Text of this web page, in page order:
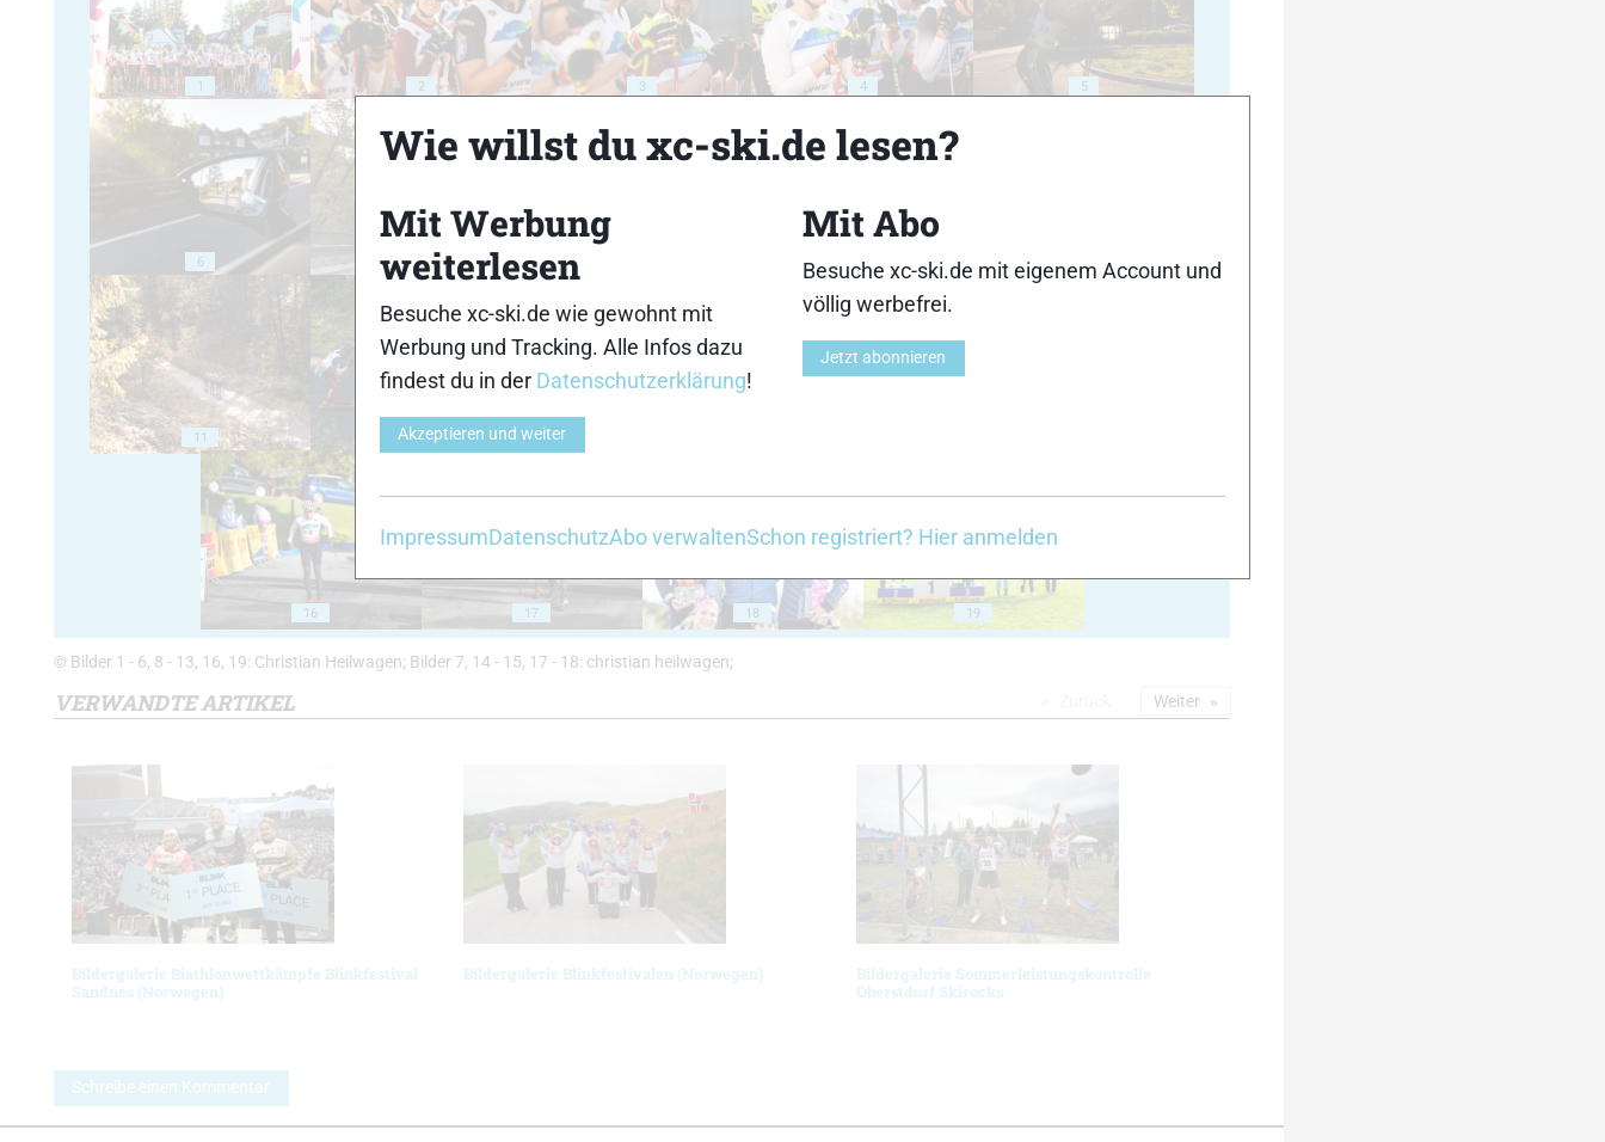
1 2 3 4 5
6 7 9
11 12
16 17 18 19
© Bilder 1 - 6, 8 - 13, 16, 19: Christian Heilwagen; Bilder 7, 14 - 15, 17 - 18: christian heilwagen;
VERWANDTE ARTIKEL
Bildergalerie Biathlonwettkämpfe Blinkfestival
Sandnes (Norwegen)
Bildergalerie Blinkfestivalen (Norwegen)
Bildergalerie Sommerleistungskontrolle
Oberstdorf Skirocks
Weiter
Schreibe einen Kommentar
Wie willst du xc-ski.de lesen?
Mit Werbung
weiterlesen
Besuche xc-ski.de wie gewohnt mit
Werbung und Tracking. Alle Infos dazu
findest du in der Datenschutzerklärung!
Akzeptieren und weiter
Mit Abo
Besuche xc-ski.de mit eigenem Account und
völlig werbefrei.
Jetzt abonnieren
ImpressumDatenschutzAbo verwaltenSchon registriert? Hier anmelden